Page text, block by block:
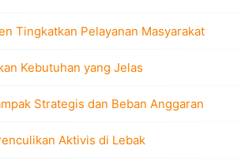
Tingkatkan Pelayanan Masyarakat
Kebutuhan yang Jelas
Strategis dan Beban Anggaran
Aktivis di Lebak